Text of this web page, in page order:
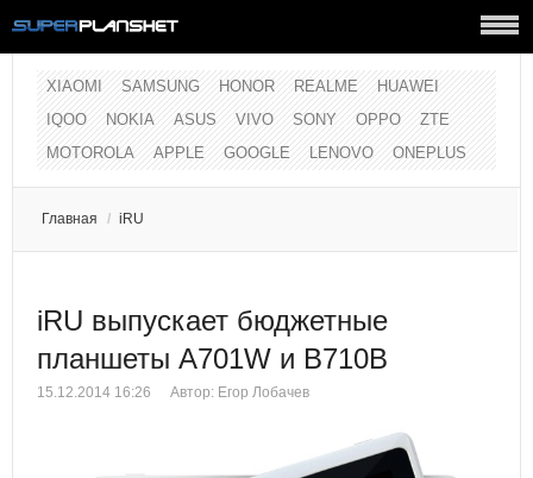
XIAOMI SAMSUNG HONOR REALME
HUAWEI
IQOO
NOKIA ASUS VIVO SONY OPPO
ZTE
MOTOROLA
APPLE GOOGLE LENOVO ONEPLUS
Главная / iRU
iRU выпускает бюджетные
планшеты A701W и B710B
15.12.2014 16:26 Автор: Егор Лобачев